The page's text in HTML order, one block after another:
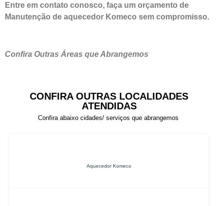
Entre em contato conosco, faça um orçamento de
Manutenção de aquecedor Komeco sem compromisso.
Confira Outras Áreas que Abrangemos
CONFIRA OUTRAS LOCALIDADES
ATENDIDAS
Confira abaixo cidades/ serviços que abrangemos
Aquecedor Komeco